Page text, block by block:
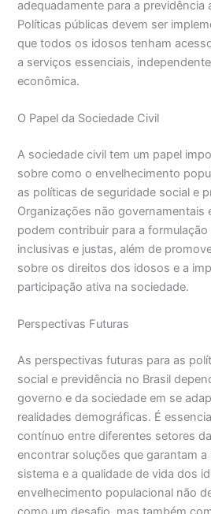
adequadamente para a previdência
Políticas públicas devem ser
que todos os idosos tenham
a serviços essenciais,
econômica.
O Papel da Sociedade Civil
A sociedade civil tem um papel
sobre como o envelhecimento
as políticas de seguridade social e
Organizações não governamentais
podem contribuir para a
inclusivas e justas, além de
sobre os direitos dos idosos e a
participação ativa na sociedade.
Perspectivas Futuras
As perspectivas futuras para as
social e previdência no Brasil
governo e da sociedade em se
realidades demográficas. É
contínuo entre diferentes setores
encontrar soluções que garantam
sistema e a qualidade de vida dos
envelhecimento populacional não